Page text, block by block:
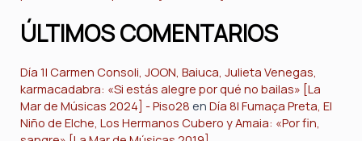
ÚLTIMOS COMENTARIOS
Día 1| Carmen Consoli, JOON, Baiuca, Julieta Venegas,
karmacadabra: «Si estás alegre por qué no bailas» [La
Mar de Músicas 2024] - Piso28 enDía 8| Fumaça Preta, El
Niño de Elche, Los Hermanos Cubero y Amaia: «Por fin,